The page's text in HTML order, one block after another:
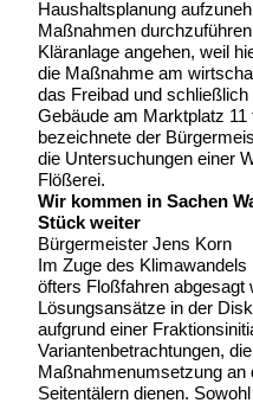
Haushaltsplanung
Maßnahmen
Kläranlage angehen, weil
die Maßnahme am
das Freibad und
Gebäude am Marktplatz
bezeichnete der
die Untersuchungen einer
Flößerei.
Wir kommen in Sachen
Stück weiter
Bürgermeister Jens Korn
Im Zuge des
öfters Floßfahren abgesagt
Lösungsansätze in der
aufgrund einer
Variantenbetrachtungen,
Maßnahmenumsetzung an
Seitentälern dienen.